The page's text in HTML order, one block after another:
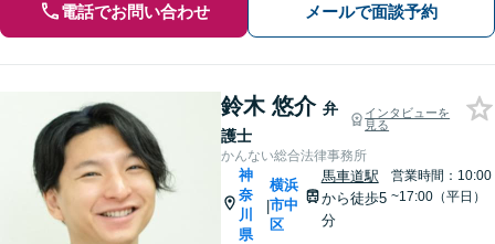
電話でお問い合わせ メールで面談予約
鈴木 悠介 弁
護士
インタビューを
見る
かんない総合法律事務所
神
奈
川
県
|
横浜
市中
区
馬車道駅
から徒歩5
分
営業時間：10:00
~17:00（平日）